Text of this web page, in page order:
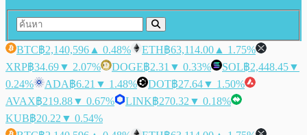
BTC฿2,140,596 ▲ 0.48% ETH฿63,114.00 ▲ 1.75%
XRP฿34.69▼ 2.07% DOGE฿2.31 ▼ 0.33% SOL฿2,448.45▼
0.24%
ADA฿6.21 ▼ 1.48% DOT฿27.64▼ 1.50%
AVAX฿219.88▼ 0.67% LINK฿270.32 ▼ 0.18%
KUB฿20.22 ▼ 0.54%